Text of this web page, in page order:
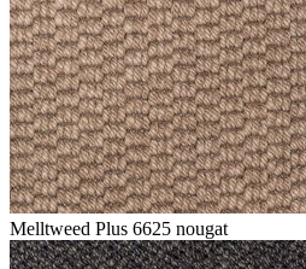
Melltweed Plus 6625 nougat